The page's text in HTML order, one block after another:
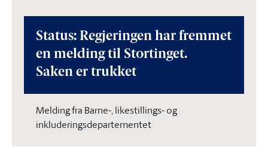
Status: Regjeringen har fremmet
en melding til Stortinget.
Saken er trukket
Melding fra Barne-, likestillings- og
inkluderingsdepartementet